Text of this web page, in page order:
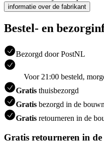
informatie over de fabrikant
Bestel- en
Bezorgd door PostNL
Voor 21:00 besteld,
Gratis thuisbezorgd
Gratis bezorgd in de
Gratis retourneren in de
Gratis retourneren in